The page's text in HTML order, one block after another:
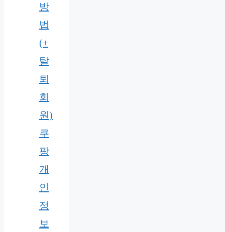
방
법
(+
탈
퇴
회
원)
쿠
팡
개
인
정
보